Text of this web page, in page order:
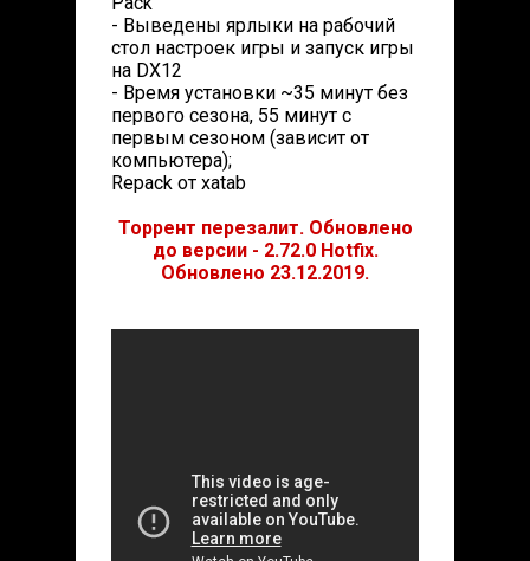
- Выведены ярлыки на рабочий
стол настроек игры и запуск игры
на DX12
- Время установки ~35 минут без
первого сезона, 55 минут с
первым сезоном (зависит от
компьютера);
Repack от xatab
Торрент перезалит. Обновлено
до версии - 2.72.0 Hotfix.
Обновлено 23.12.2019.